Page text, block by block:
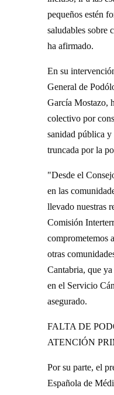
pequeños estén
saludables sobre
ha afirmado.
En su
General de
García Mostazo,
colectivo por
sanidad pública y
truncada por la
"Desde el
en las
llevado nuestras
Comisión
comprometemos
otras
Cantabria, que
en el Servicio
asegurado.
FALTA DE
ATENCIÓN
Por su parte, el
Española de